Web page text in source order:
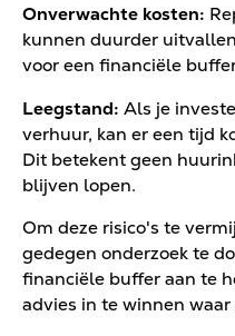
Onverwachte kosten:
kunnen duurder
voor een financiële
Leegstand: Als je
verhuur, kan er een tijd
Dit betekent geen
blijven lopen.
Om deze risico's te
gedegen onderzoek te
financiële buffer aan te
advies in te winnen waar